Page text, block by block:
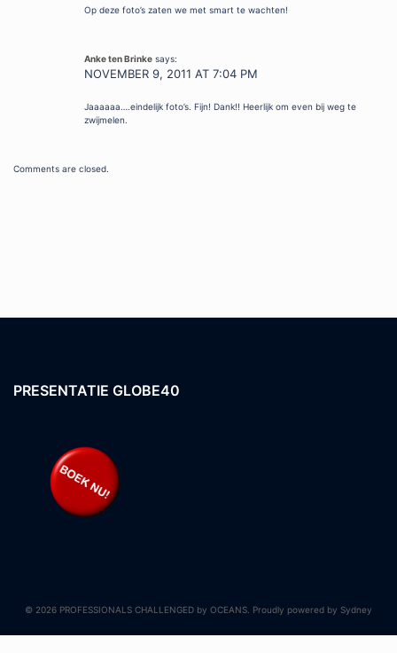
Op deze foto’s zaten we met smart te wachten!
Anke ten Brinke says:
NOVEMBER 9, 2011 AT 7:04 PM
Jaaaaaa….eindelijk foto’s. Fijn! Dank!! Heerlijk om even bij weg te
zwijmelen.
Comments are closed.
PRESENTATIE GLOBE40
© 2026 PROFESSIONALS CHALLENGED by OCEANS. Proudly powered by Sydney